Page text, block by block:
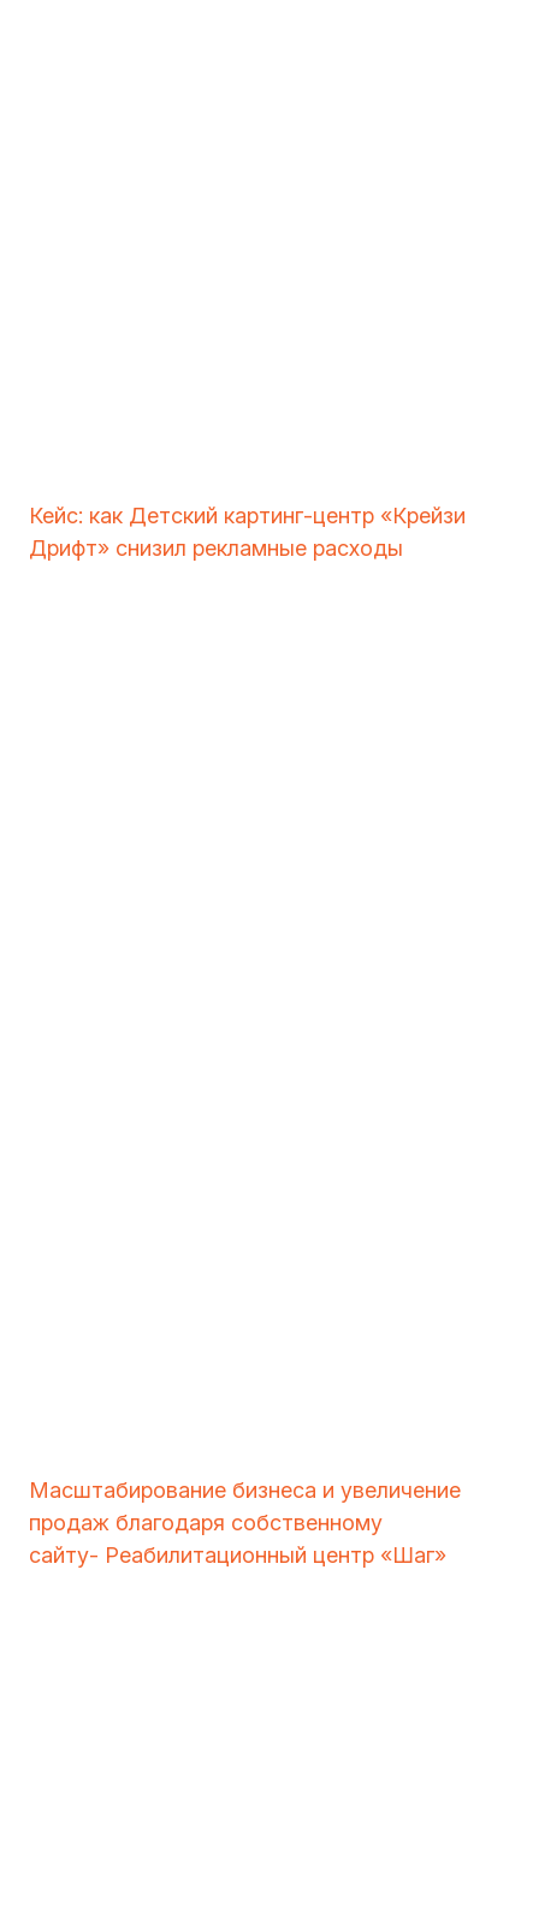
Кейс: как Детский картинг-центр «Крейзи
Дрифт» снизил рекламные расходы
Масштабирование бизнеса и увеличение
продаж благодаря собственному
сайту- Реабилитационный центр «Шаг»